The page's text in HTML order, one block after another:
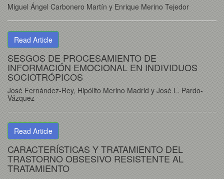
Miguel Ángel Carbonero Martín y Enrique Merino Tejedor
Read Article
SESGOS DE PROCESAMIENTO DE
INFORMACIÓN EMOCIONAL EN INDIVIDUOS
SOCIOTRÓPICOS
José Fernández-Rey, Hipólito Merino Madrid y José L. Pardo-
Vázquez
Read Article
CARACTERÍSTICAS Y TRATAMIENTO DEL
TRASTORNO OBSESIVO RESISTENTE AL
TRATAMIENTO